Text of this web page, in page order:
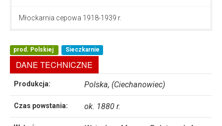
Młockarnia cepowa 1918-1939 r.
prod. Polskiej Sieczkarnie
DANE TECHNICZNE
Produkcja: Polska, (Ciechanowiec)
Czas powstania: ok. 1880 r.